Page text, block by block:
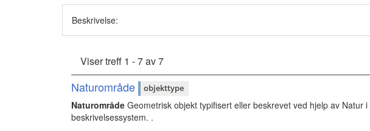
Beskrivelse:
Viser treff 1 - 7 av 7
Naturområde objekttype
Naturområde Geometrisk objekt typifisert eller beskrevet ved hjelp av Natur
beskrivelsessystem. .